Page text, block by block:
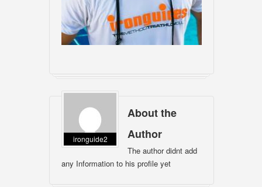
ironguide2
About the
Author
The author didnt add
any Information to his profile yet